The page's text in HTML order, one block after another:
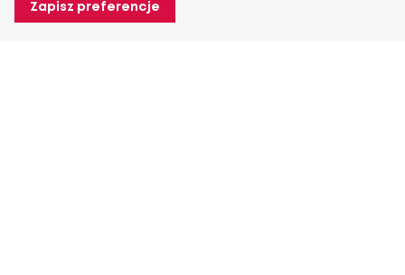
Zapisz preferencje